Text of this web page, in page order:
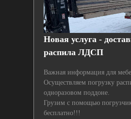
Новая услуга -
распила ЛДСП
Важная информация для
Осуществляем погрузку
одноразовом поддоне.
Грузим с помощью
бесплатно!!!